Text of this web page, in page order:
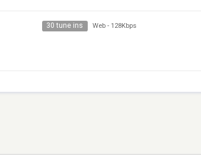
30 tune ins Web - 128Kbps